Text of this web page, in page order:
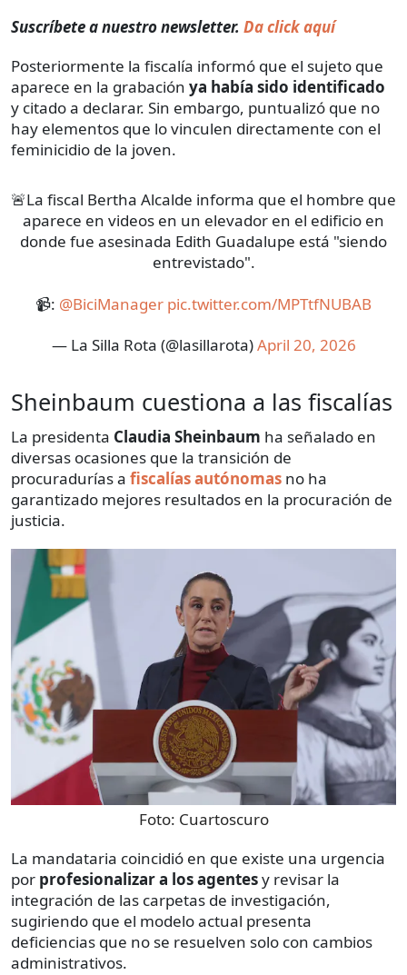
Suscríbete a nuestro newsletter. Da click aquí
Posteriormente la fiscalía informó que el sujeto que
aparece en la grabación ya había sido identificado
y citado a declarar. Sin embargo, puntualizó que no
hay elementos que lo vinculen directamente con el
feminicidio de la joven.
🚨La fiscal Bertha Alcalde informa que el hombre que
aparece en videos en un elevador en el edificio en
donde fue asesinada Edith Guadalupe está "siendo
entrevistado".
📹: @BiciManager pic.twitter.com/MPTtfNUBAB
— La Silla Rota (@lasillarota)April 20, 2026
Sheinbaum cuestiona a las fiscalías
La presidenta Claudia Sheinbaum ha señalado en
diversas ocasiones que la transición de
procuradurías a fiscalías autónomas no ha
garantizado mejores resultados en la procuración de
justicia.
Foto: Cuartoscuro
La mandataria coincidió en que existe una urgencia
por profesionalizar a los agentesy revisar la
integración de las carpetas de investigación,
sugiriendo que el modelo actual presenta
deficiencias que no se resuelven solo con cambios
administrativos.